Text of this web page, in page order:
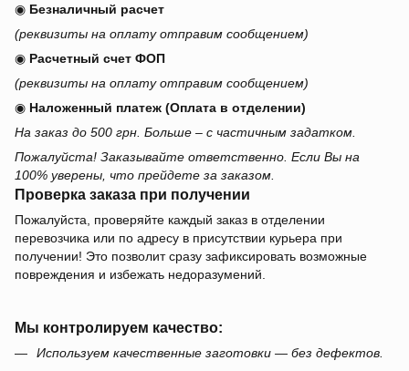
◉ Безналичный расчет
(реквизиты на оплату отправим сообщением)
◉ Расчетный счет ФОП
(реквизиты на оплату отправим сообщением)
◉ Наложенный платеж (Оплата в отделении)
На заказ до 500 грн. Больше – с частичным задатком.
Пожалуйста! Заказывайте ответственно. Если Вы на
100% уверены, что прейдете за заказом.
Проверка заказа при получении
Пожалуйста, проверяйте каждый заказ в отделении
перевозчика или по адресу в присутствии курьера при
получении! Это позволит сразу зафиксировать возможные
повреждения и избежать недоразумений.
Мы контролируем качество:
Используем качественные заготовки — без дефектов.